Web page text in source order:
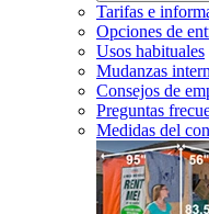
Tarifas e
Opciones de
Usos habituales
Mudanzas
Consejos de
Preguntas
Medidas del